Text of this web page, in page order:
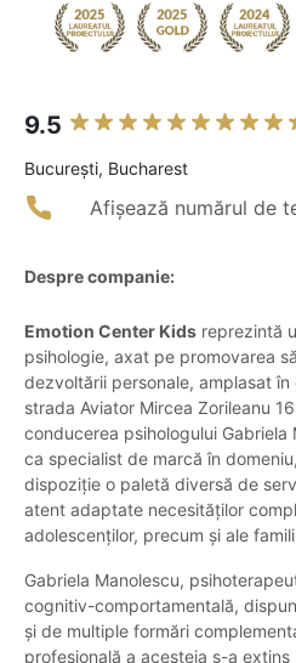
9.5
Bucureşti, Bucharest
Afișează numărul de
Despre companie:
Emotion Center Kids reprezintă
psihologie, axat pe promovarea
dezvoltării personale, amplasat
strada Aviator Mircea Zorileanu
conducerea psihologului Gabriela
ca specialist de marcă în
dispoziție o paletă diversă de
atent adaptate necesităților
adolescenților, precum și ale
Gabriela Manolescu,
cognitiv-comportamentală,
și de multiple formări
profesională a acesteia s-a